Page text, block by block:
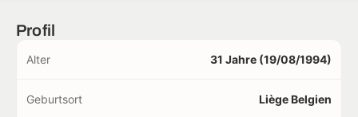
Profil
Alter 31 Jahre (19/08/1994)
Geburtsort Liège Belgien